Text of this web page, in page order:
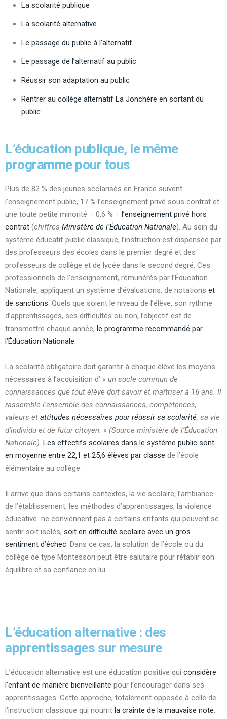
La scolarité publique
La scolarité alternative
Le passage du public à l’alternatif
Le passage de l’alternatif au public
Réussir son adaptation au public
Rentrer au collège alternatif La Jonchère en sortant du
public
L’éducation publique, le même
programme pour tous
Plus de 82 % des jeunes scolarisés en France suivent
l’enseignement public, 17 % l’enseignement privé sous contrat et
une toute petite minorité – 0,6 % – l’enseignement privé hors
contrat (chiffres Ministère de l’Éducation Nationale). Au sein du
système éducatif public classique, l’instruction est dispensée par
des professeurs des écoles dans le premier degré et des
professeurs de collège et de lycée dans le second degré. Ces
professionnels de l’enseignement, rémunérés par l’Éducation
Nationale, appliquent un système d’évaluations, de notations et
de sanctions. Quels que soient le niveau de l’élève, son rythme
d’apprentissages, ses difficultés ou non, l’objectif est de
transmettre chaque année, le programme recommandé par
l’Éducation Nationale.
La scolarité obligatoire doit garantir à chaque élève les moyens
nécessaires à l’acquisition d’ « un socle commun de
connaissances que tout élève doit savoir et maîtriser à 16 ans. Il
rassemble l’ensemble des connaissances, compétences,
valeurs et attitudes nécessaires pour réussir sa scolarité, sa vie
d’individu et de futur citoyen. » (Source ministère de l’Éducation
Nationale). Les effectifs scolaires dans le système public sont
en moyenne entre 22,1 et 25,6 élèves par classe de l’école
élémentaire au collège.
Il arrive que dans certains contextes, la vie scolaire, l’ambiance
de l’établissement, les méthodes d’apprentissages, la violence
éducative ne conviennent pas à certains enfants qui peuvent se
sentir soit isolés, soit en difficulté scolaire avec un gros
sentiment d’échec. Dans ce cas, la solution de l’école ou du
collège de type Montessori peut être salutaire pour rétablir son
équilibre et sa confiance en lui.
L’éducation alternative : des
apprentissages sur mesure
L’éducation alternative est une éducation positive qui considère
l’enfant de manière bienveillante pour l’encourager dans ses
apprentissages. Cette approche, totalement opposée à celle de
l’instruction classique qui nourrit la crainte de la mauvaise note,